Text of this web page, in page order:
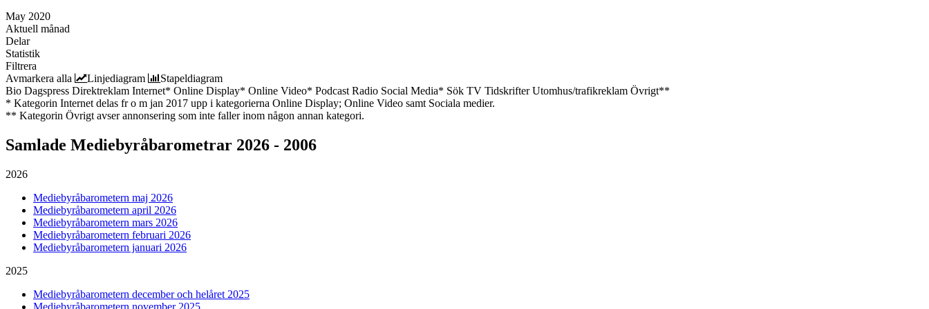
May 2020
Aktuell månad
Delar
Statistik
Filtrera
Avmarkera alla
Linjediagram
Stapeldiagram
Bio Dagspress Direktreklam Internet* Online Display* Online Video* Podcast Radio Social Media* Sök TV Tidskrifter Utomhus/trafikreklam Övrigt**
* Kategorin Internet delas fr o m jan 2017 upp i kategorierna Online Display; Online Video samt Sociala medier.
** Kategorin Övrigt avser annonsering som inte faller inom någon annan kategori.
Samlade Mediebyråbarometrar 2026 - 2006
2026
Mediebyråbarometern maj 2026
Mediebyråbarometern april 2026
Mediebyråbarometern mars 2026
Mediebyråbarometern februari 2026
Mediebyråbarometern januari 2026
2025
Mediebyråbarometern december och helåret 2025
Mediebyråbarometern november 2025